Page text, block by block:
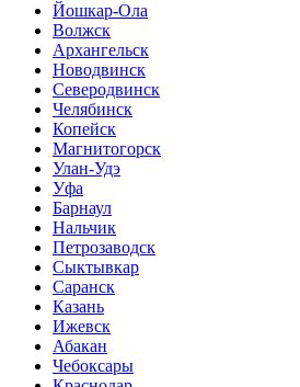
Йошкар-Ола
Волжск
Архангельск
Новодвинск
Северодвинск
Челябинск
Копейск
Магнитогорск
Улан-Удэ
Уфа
Барнаул
Нальчик
Петрозаводск
Сыктывкар
Саранск
Казань
Ижевск
Абакан
Чебоксары